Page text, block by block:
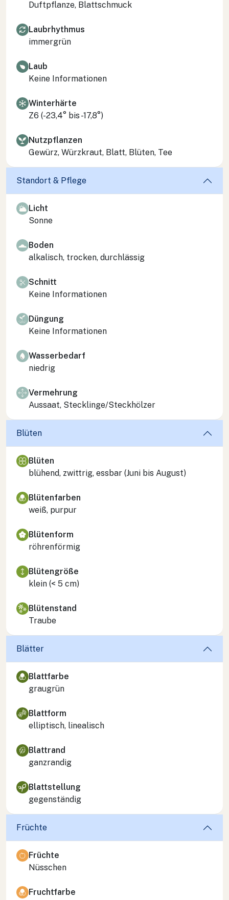
Duftpflanze, Blattschmuck
Laubrhythmus
immergrün
Laub
Keine Informationen
Winterhärte
Z6 (-23,4° bis -17,8°)
Nutzpflanzen
Gewürz, Würzkraut, Blatt, Blüten, Tee
Standort & Pflege
Licht
Sonne
Boden
alkalisch, trocken, durchlässig
Schnitt
Keine Informationen
Düngung
Keine Informationen
Wasserbedarf
niedrig
Vermehrung
Aussaat, Stecklinge/Steckhölzer
Blüten
Blüten
blühend, zwittrig, essbar (Juni bis August)
Blütenfarben
weiß, purpur
Blütenform
röhrenförmig
Blütengröße
klein (< 5 cm)
Blütenstand
Traube
Blätter
Blattfarbe
graugrün
Blattform
elliptisch, linealisch
Blattrand
ganzrandig
Blattstellung
gegenständig
Früchte
Früchte
Nüsschen
Fruchtfarbe